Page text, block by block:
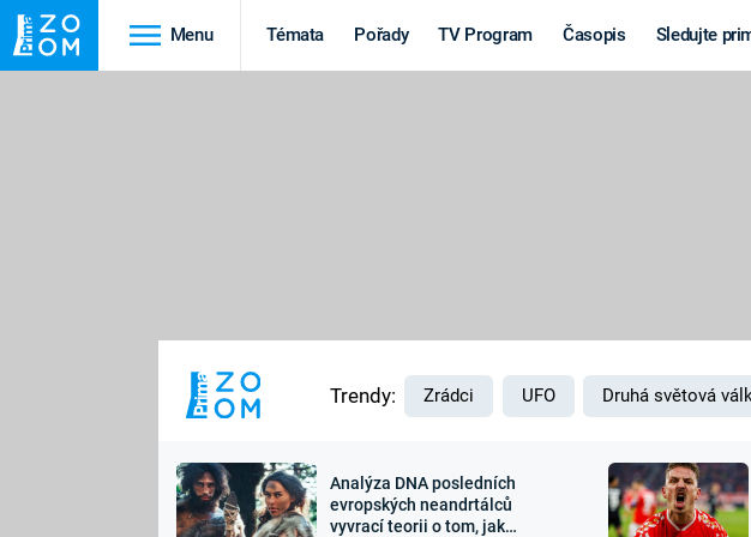
Menu Témata Pořady TV Program Časopis Sledujte
MARS
Výročí
Trendy: Zrádci UFO Druhá světová
Analýza DNA posledních
evropských neandrtálců
vyvrací teorii o tom, jak